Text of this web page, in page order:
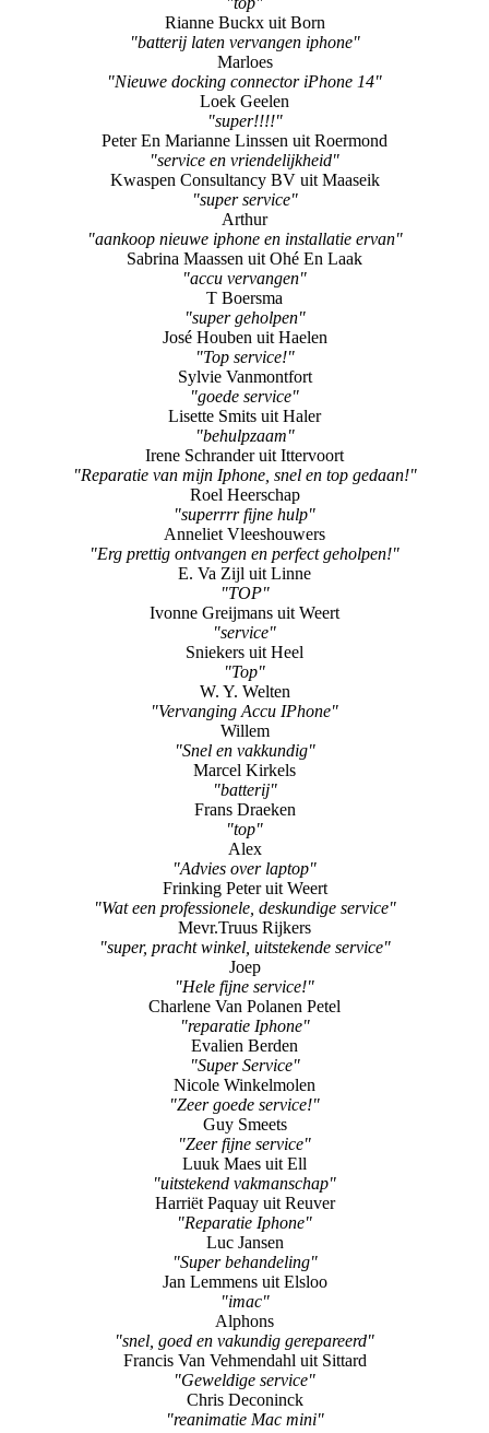
Rianne Buckx uit Born
"batterij laten vervangen iphone"
Marloes
"Nieuwe docking connector iPhone 14"
Loek Geelen
"super!!!!"
Peter En Marianne Linssen uit Roermond
"service en vriendelijkheid"
Kwaspen Consultancy BV uit Maaseik
"super service"
Arthur
"aankoop nieuwe iphone en installatie ervan"
Sabrina Maassen uit Ohé En Laak
"accu vervangen"
T Boersma
"super geholpen"
José Houben uit Haelen
"Top service!"
Sylvie Vanmontfort
"goede service"
Lisette Smits uit Haler
"behulpzaam"
Irene Schrander uit Ittervoort
"Reparatie van mijn Iphone, snel en top gedaan!"
Roel Heerschap
"superrrr fijne hulp"
Anneliet Vleeshouwers
"Erg prettig ontvangen en perfect geholpen!"
E. Va Zijl uit Linne
"TOP"
Ivonne Greijmans uit Weert
"service"
Sniekers uit Heel
"Top"
W. Y. Welten
"Vervanging Accu IPhone"
Willem
"Snel en vakkundig"
Marcel Kirkels
"batterij"
Frans Draeken
"top"
Alex
"Advies over laptop"
Frinking Peter uit Weert
"Wat een professionele, deskundige service"
Mevr.Truus Rijkers
"super, pracht winkel, uitstekende service"
Joep
"Hele fijne service!"
Charlene Van Polanen Petel
"reparatie Iphone"
Evalien Berden
"Super Service"
Nicole Winkelmolen
"Zeer goede service!"
Guy Smeets
"Zeer fijne service"
Luuk Maes uit Ell
"uitstekend vakmanschap"
Harriët Paquay uit Reuver
"Reparatie Iphone"
Luc Jansen
"Super behandeling"
Jan Lemmens uit Elsloo
"imac"
Alphons
"snel, goed en vakundig gerepareerd"
Francis Van Vehmendahl uit Sittard
"Geweldige service"
Chris Deconinck
"reanimatie Mac mini"